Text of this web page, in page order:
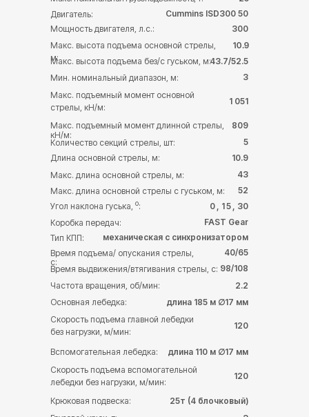
Мощность двигателя, л.с.:
Двигатель:
Макс. высота подъема основной стрелы,
м:
Макс. высота подъема без/с гуськом, м:
Время подъема/ опускания стрелы,
с:
300
Cummins ISD300 50
40/65
Время выдвижения/втягивания стрелы, с: 98/108
10.9
Крюковая подвеска: 25т (4 блочковый)
Вспомогательная лебедка: длина 110 м ∅17 мм
Скорость подъема главной лебедки
без нагрузки, м/мин:
120
Скорость подъема вспомогательной
лебедки без нагрузки, м/мин:
120
Основная лебедка: длина 185 м ∅17 мм
Частота вращения, об/мин: 2.2
Макс. длина основной стрелы, м:
43
Макс. длина основной стрелы с гуськом, м:
52
Мин. номинальный диапазон, м: 3
механическая с синхронизатором
10.9
5
809
Тип КПП:
FAST Gear
Коробка передач:
Длина основной стрелы, м:
Количество секций стрелы, шт:
Макс. подъемный момент длинной стрелы,
кН/м:
43.7/52.5
1 051
0 , 15 , 30
Угол наклона гуська, о:
Макс. подъемный момент основной
стрелы, кН/м: